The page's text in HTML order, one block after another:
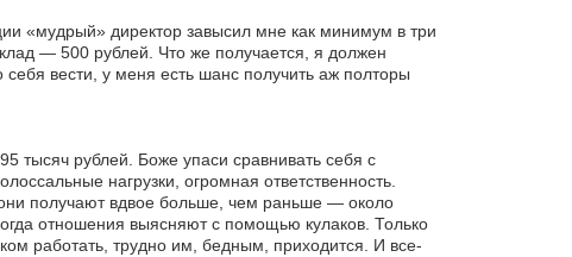
«мудрый» директор завысил мне как минимум в три
— 500 рублей. Что же получается, я должен
вести, у меня есть шанс получить аж полторы
тысяч рублей. Боже упаси сравнивать себя с
нагрузки, огромная ответственность.
получают вдвое больше, чем раньше — около
отношения выясняют с помощью кулаков. Только
работать, трудно им, бедным, приходится. И все-